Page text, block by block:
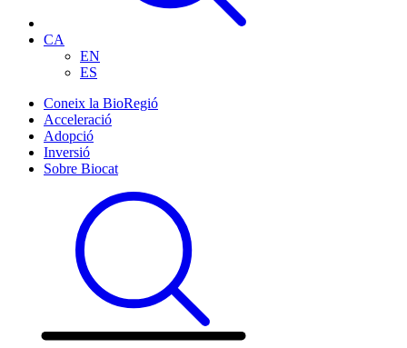
CA
EN
ES
Coneix la BioRegió
Acceleració
Adopció
Inversió
Sobre Biocat